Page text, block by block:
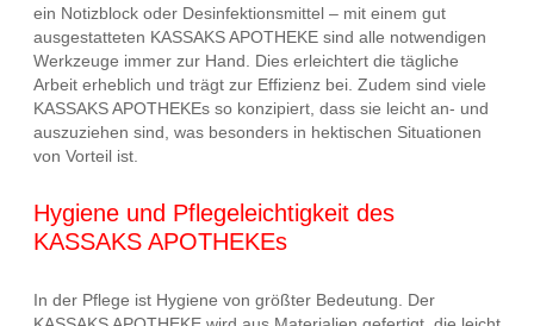
ein Notizblock oder Desinfektionsmittel – mit einem gut
ausgestatteten KASSAKS APOTHEKE sind alle notwendigen
Werkzeuge immer zur Hand. Dies erleichtert die tägliche
Arbeit erheblich und trägt zur Effizienz bei. Zudem sind viele
KASSAKS APOTHEKEs so konzipiert, dass sie leicht an- und
auszuziehen sind, was besonders in hektischen Situationen
von Vorteil ist.
Hygiene und Pflegeleichtigkeit des
KASSAKS APOTHEKEs
In der Pflege ist Hygiene von größter Bedeutung. Der